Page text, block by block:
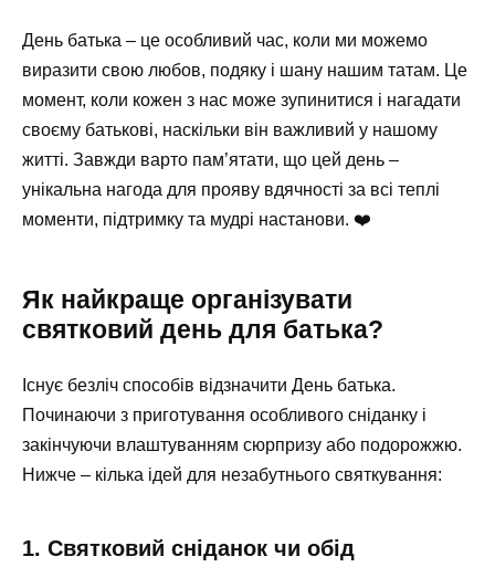
День батька – це особливий час, коли ми можемо
виразити свою любов, подяку і шану нашим татам. Це
момент, коли кожен з нас може зупинитися і нагадати
своєму батькові, наскільки він важливий у нашому
житті. Завжди варто пам’ятати, що цей день –
унікальна нагода для прояву вдячності за всі теплі
моменти, підтримку та мудрі настанови. ❤️
Як найкраще організувати
святковий день для батька?
Існує безліч способів відзначити День батька.
Починаючи з приготування особливого сніданку і
закінчуючи влаштуванням сюрпризу або подорожжю.
Нижче – кілька ідей для незабутнього святкування:
1. Святковий сніданок чи обід